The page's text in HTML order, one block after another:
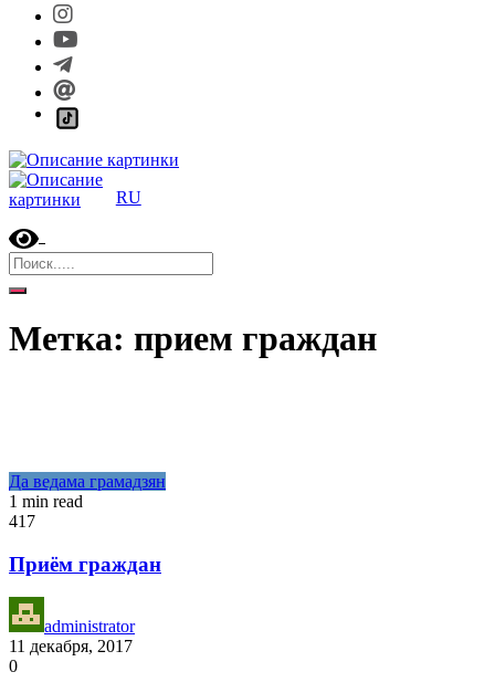
RU
Метка: прием граждан
Да ведама грамадзян
1 min read
417
Приём граждан
administrator
11 декабря, 2017
0